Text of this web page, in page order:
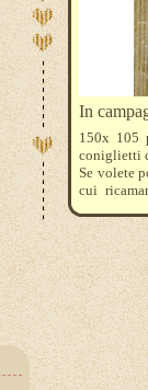
In
150x 105
coniglietti
Se volete
cui
risolverete